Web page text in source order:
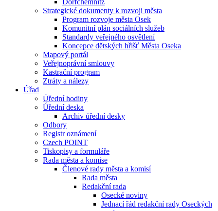
Dorfchemnitz
Strategické dokumenty k rozvoji města
Program rozvoje města Osek
Komunitní plán sociálních služeb
Standardy veřejného osvětlení
Koncepce dětských hřišť Města Oseka
Mapový portál
Veřejnoprávní smlouvy
Kastrační program
Ztráty a nálezy
Úřad
Úřední hodiny
Úřední deska
Archiv úřední desky
Odbory
Registr oznámení
Czech POINT
Tiskopisy a formuláře
Rada města a komise
Členové rady města a komisí
Rada města
Redakční rada
Osecké noviny
Jednací řád redakční rady Oseckých